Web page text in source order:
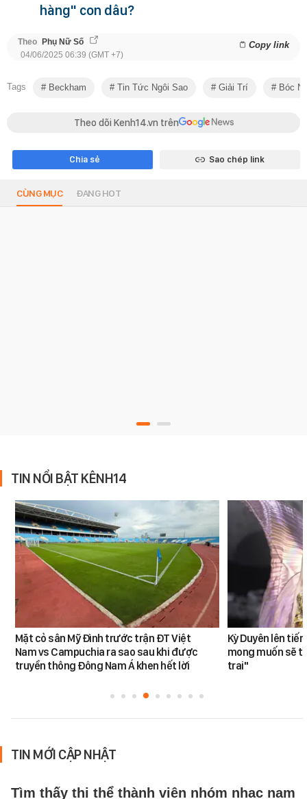
hàng" con dâu?
Theo Phụ Nữ Số Copy link
04/06/2025 06:39 (GMT +7)
Tags Beckham Tin Tức Ngôi Sao Giải Trí Bóc
Theo dõi Kenh14.vn trên
Chia sẻ Sao chép link
CÙNG MỤC ĐANG HOT
TIN NỔI BẬT KÊNH14
Mặt cỏ sân Mỹ Đình trước trận ĐT Việt
Nam vs Campuchia ra sao sau khi được
truyền thông Đông Nam Á khen hết lời
Kỳ Duyên lên
mong muốn sẽ
trai"
TIN MỚI CẬP NHẬT
Tìm thấy thi thể thành viên nhóm nhạc nam